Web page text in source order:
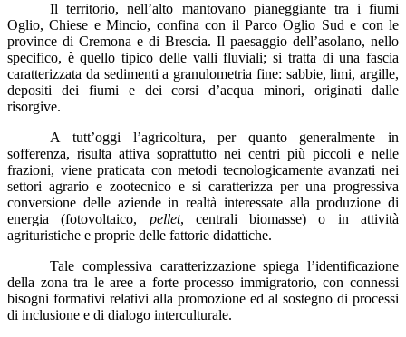
Il territorio, nell’alto mantovano pianeggiante tra i fiumi
Oglio, Chiese e Mincio, confina con il Parco Oglio Sud e con le
province di Cremona e di Brescia. Il paesaggio dell’asolano, nello
specifico, è quello tipico delle valli fluviali; si tratta di una fascia
caratterizzata da sedimenti a granulometria fine: sabbie, limi, argille,
depositi dei fiumi e dei corsi d’acqua minori, originati dalle
risorgive.
A tutt’oggi l’agricoltura, per quanto generalmente in
sofferenza, risulta attiva soprattutto nei centri più piccoli e nelle
frazioni, viene praticata con metodi tecnologicamente avanzati nei
settori agrario e zootecnico e si caratterizza per una progressiva
conversione delle aziende in realtà interessate alla produzione di
energia (fotovoltaico, pellet, centrali biomasse) o in attività
agrituristiche e proprie delle fattorie didattiche.
Tale complessiva caratterizzazione spiega l’identificazione
della zona tra le aree a forte processo immigratorio, con connessi
bisogni formativi relativi alla promozione ed al sostegno di processi
di inclusione e di dialogo interculturale.